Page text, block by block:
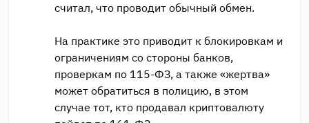
считал, что проводит обычный обмен.
На практике это приводит к блокировкам и
ограничениям со стороны банков,
проверкам по 115-ФЗ, а также «жертва»
может обратиться в полицию, в этом
случае тот, кто продавал криптовалюту